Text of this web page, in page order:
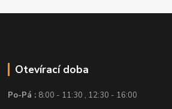
Otevírací doba
Po-Pá : 8:00 - 11:30 , 12:30 - 16:00